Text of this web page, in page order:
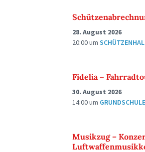
28. August 2026
20:00um
Fidelia –
30. August 2026
14:00um
Musikzug –